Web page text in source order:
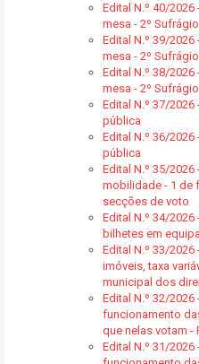
Edital N.º 40/
mesa - 2º
Edital N.º 39/
mesa - 2º
Edital N.º 38/
mesa - 2º
Edital N.º 37/
pública
Edital N.º 36/
pública
Edital N.º 35/
mobilidade - 1 de
secções de voto
Edital N.º 34/
bilhetes em
Edital N.º 33/
imóveis, taxa
municipal dos
Edital N.º 32/
funcionamento
que nelas votam -
Edital N.º 31/